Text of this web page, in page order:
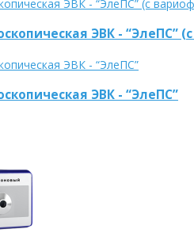
ЭВК - “ЭлеПС”
ЭВК - “ЭлеПС”